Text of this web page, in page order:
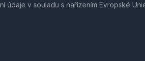
údaje v souladu s nařízením Evropské